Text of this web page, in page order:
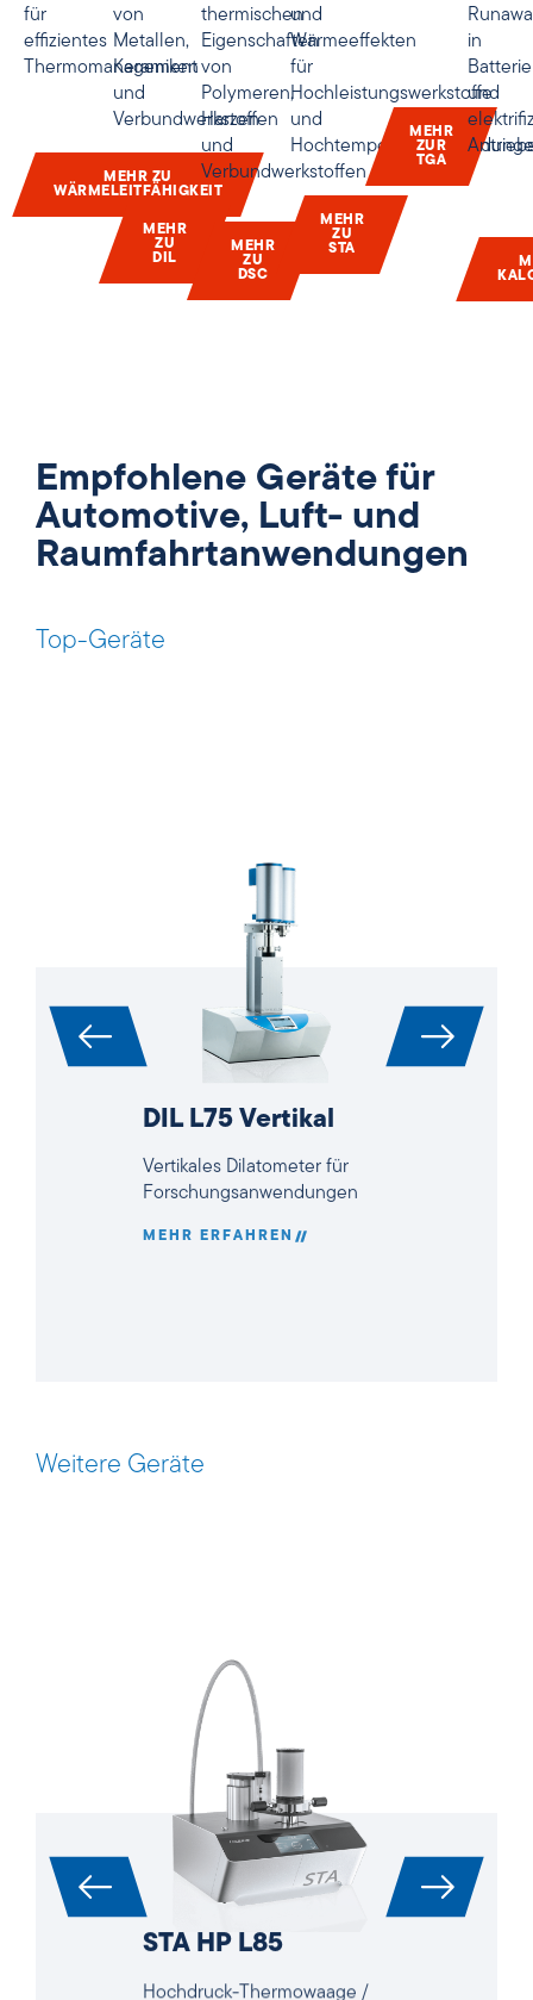
für
effizientes
Thermomanagement
MEHR ZU
WÄRMELEITFÄHIGKEIT
von
Metallen,
Keramiken
und
Verbundwerkstoffen
MEHR
ZU
DIL
thermischen
Eigenschaften
von
Polymeren,
Harzen
und
Verbundwerkstoffen
MEHR
ZU
DSC
und
Wärmeeffekten
für
Hochleistungswerkstoffe
und
MEHR
ZU
STA
MEHR
ZUR
TGA
in
und
Empfohlene Geräte für
Automotive, Luft- und
Raumfahrtanwendungen
Top-Geräte
DIL L75 Vertikal
Vertikales Dilatometer für
Forschungsanwendungen
MEHR ERFAHREN
Weitere Geräte
STA HP L85
Hochdruck-Thermowaage /